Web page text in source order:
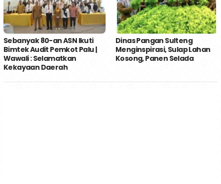
Sebanyak 80-an ASN Ikuti
Bimtek Audit Pemkot Palu |
Wawali : Selamatkan
Kekayaan Daerah
Dinas Pangan Sulteng
Menginspirasi, Sulap Lahan
Kosong, Panen Selada